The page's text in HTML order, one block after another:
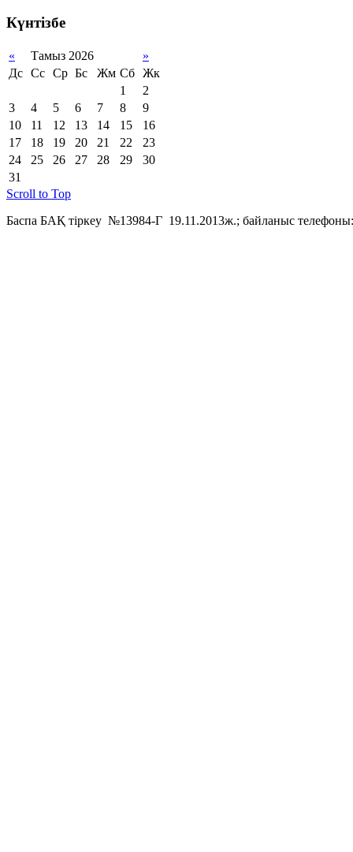
Күнтізбе
« Тамыз 2026
»
Дс Сс Ср Бс Жм Сб Жк
1
2
3
4 5 6 7 8
9
10
11 12 13 14 15
16
17
18 19 20 21 22
23
24
25 26 27 28 29
30
31
Scroll to Top
Баспа БАҚ тіркеу №13984-Г 19.11.2013ж.; байланыс